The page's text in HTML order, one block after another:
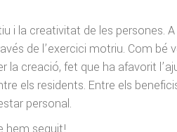
i la creativitat de les persones. A
de l’exercici motriu. Com bé
creació, fet que ha afavorit
els residents. Entre els
personal.
hem seguit!